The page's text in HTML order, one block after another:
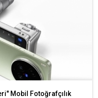
Mobil Fotoğrafçılık